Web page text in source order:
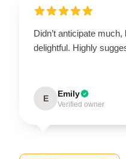
Didn’t anticipate
delightful. Highly
E Emily
Verified owner